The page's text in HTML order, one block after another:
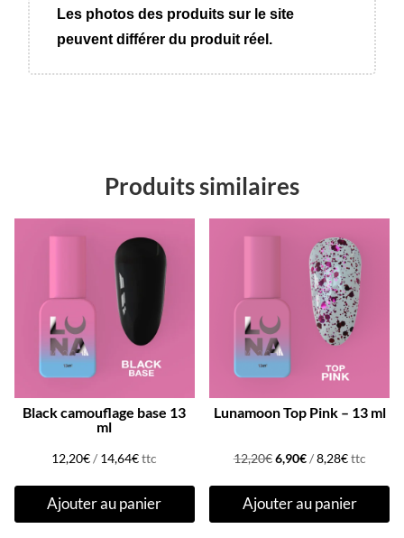
Les photos des produits sur le site
peuvent différer du produit réel.
Produits similaires
Black camouflage base 13
ml
12,20€/ 14,64€ttc
Ajouter au panier
Lunamoon Top Pink – 13 ml
12,20€Le
initial
était :
6,90€Le
actuel
est :
/8,28€ttc
Ajouter au panier